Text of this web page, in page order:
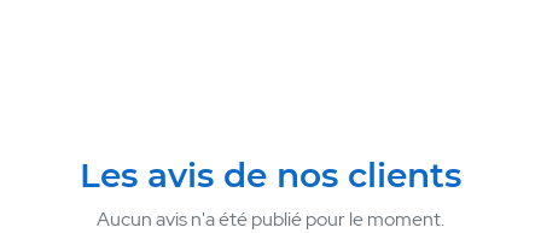
Les avis de nos clients
Aucun avis n'a été publié pour le moment.